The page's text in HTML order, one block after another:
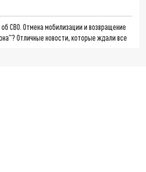
СВО. Отмена мобилизации и возвращение
Отличные новости, которые ждали все